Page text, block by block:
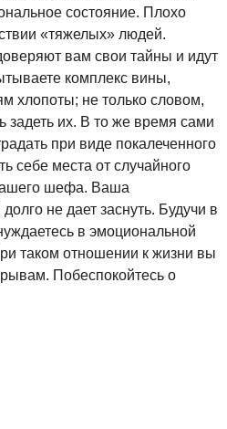
состояние. Плохо
«тяжелых» людей.
вам свои тайны и идут
комплекс вины,
хлопоты; не только словом,
задеть их. В то же время сами
при виде покалеченного
себе места от случайного
шефа. Ваша
не дает заснуть. Будучи в
в эмоциональной
таком отношении к жизни вы
Побеспокойтесь о